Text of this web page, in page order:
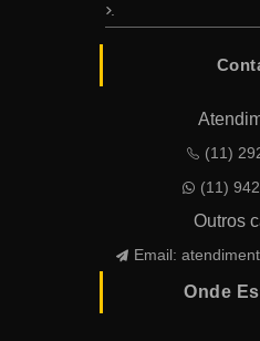
.
(11)
(11)
Outros
Email:
Onde